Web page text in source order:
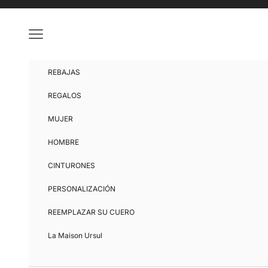
Menú
REBAJAS
REGALOS
MUJER
HOMBRE
CINTURONES
PERSONALIZACIÓN
REEMPLAZAR SU CUERO
La Maison Ursul